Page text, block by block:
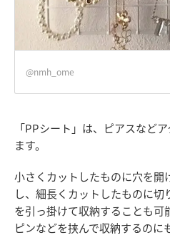
@nmh_ome
「PPシート」は、ピアスなど
ます。
小さくカットしたものに穴を開
し、細長くカットしたものに
を引っ掛けて収納することも可
ピンなどを挟んで収納するのに